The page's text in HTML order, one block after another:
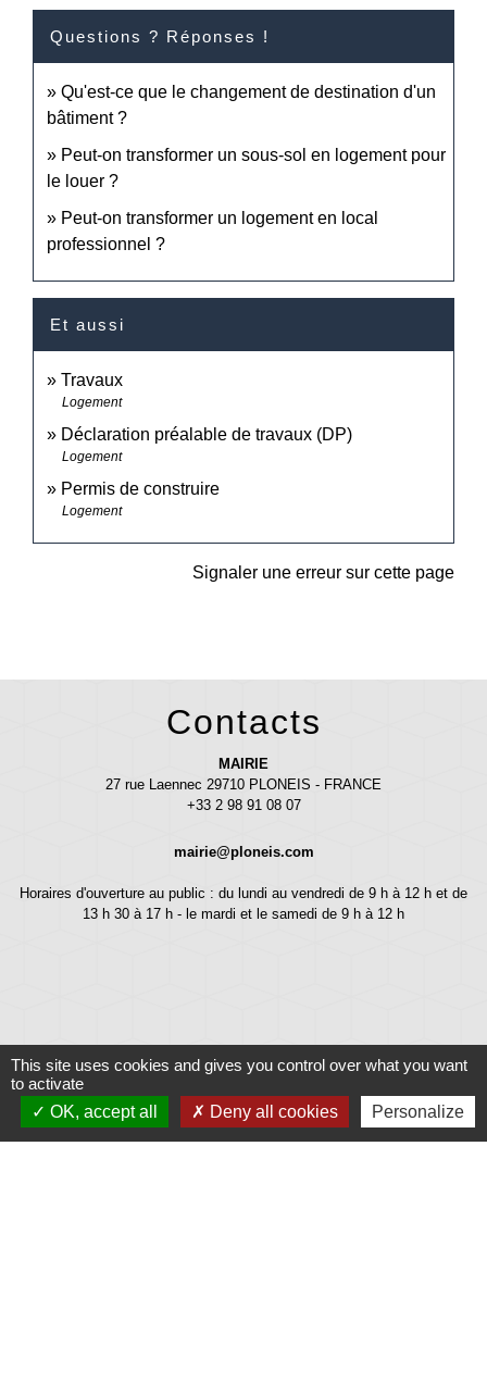
Questions ? Réponses !
Qu'est-ce que le changement de destination d'un
bâtiment ?
Peut-on transformer un sous-sol en logement pour
le louer ?
Peut-on transformer un logement en local
professionnel ?
Et aussi
Travaux
Logement
Déclaration préalable de travaux (DP)
Logement
Permis de construire
Logement
Signaler une erreur sur cette page
Contacts
MAIRIE
27 rue Laennec 29710 PLONEIS - FRANCE
+33 2 98 91 08 07
mairie@ploneis.com
Horaires d'ouverture au public : du lundi au vendredi de 9 h à 12 h et de
13 h 30 à 17 h - le mardi et le samedi de 9 h à 12 h
Liens
This site uses cookies and gives you control over what you want
to activate
OK, accept all
Deny all cookies Personalize